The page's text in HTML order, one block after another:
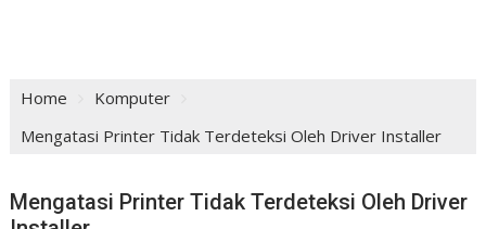
Home
Komputer
Mengatasi Printer Tidak Terdeteksi Oleh Driver Installer
Mengatasi Printer Tidak Terdeteksi Oleh Driver